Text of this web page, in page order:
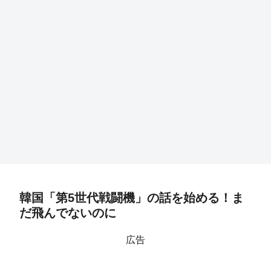
韓国「第5世代戦闘機」の話を始める！ま
だ飛んでないのに
広告